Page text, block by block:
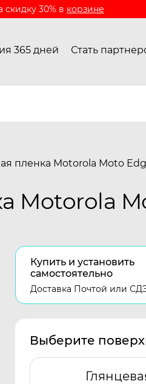
скидку 30% в корзине
365 дней Стать
пленка Motorola Moto
Motorola
Купить и установить
самостоятельно
Доставка Почтой или
Выберите